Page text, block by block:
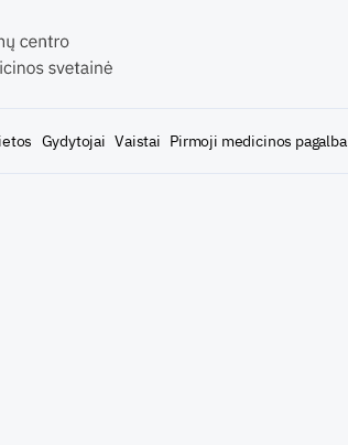
Gydytojai Vaistai Pirmoji medicinos pagalba